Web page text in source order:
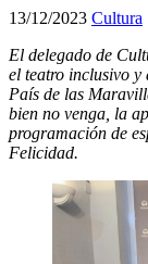
13/12/2023 Cultura
El delegado de
el teatro inclusivo y
País de las
bien no venga, la
programación de
Felicidad.